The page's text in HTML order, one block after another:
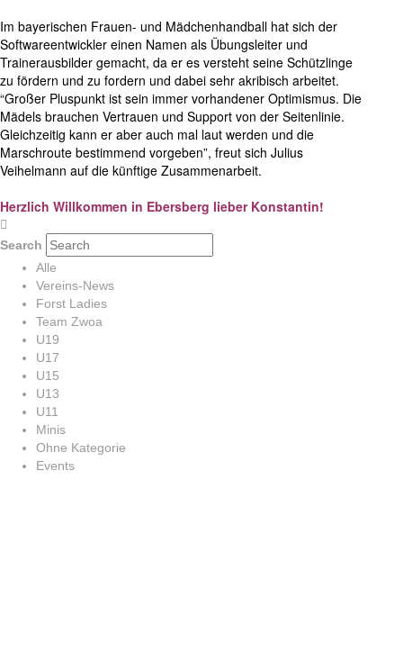
Im bayerischen Frauen- und Mädchenhandball hat sich der
Softwareentwickler einen Namen als Übungsleiter und
Trainerausbilder gemacht, da er es versteht seine Schützlinge
zu fördern und zu fordern und dabei sehr akribisch arbeitet.
“Großer Pluspunkt ist sein immer vorhandener Optimismus. Die
Mädels brauchen Vertrauen und Support von der Seitenlinie.
Gleichzeitig kann er aber auch mal laut werden und die
Marschroute bestimmend vorgeben”, freut sich Julius
Veihelmann auf die künftige Zusammenarbeit.
Herzlich Willkommen in Ebersberg lieber Konstantin!
Search
Alle
Vereins-News
Forst Ladies
Team Zwoa
U19
U17
U15
U13
U11
Minis
Ohne Kategorie
Events